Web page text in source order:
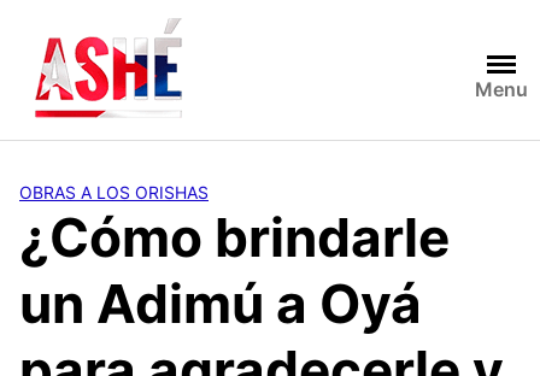
contenido
Menu
OBRAS A LOS ORISHAS
¿Cómo brindarle
un Adimú a Oyá